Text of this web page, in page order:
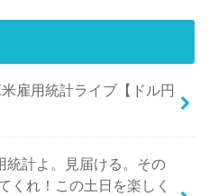
雇用統計ライブ【ドル円
統計よ。見届ける。その
くれ！この土日を楽しく